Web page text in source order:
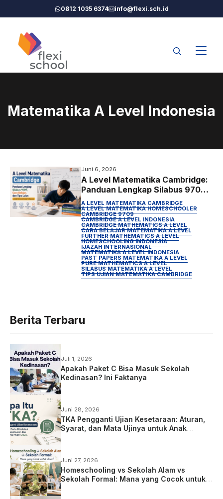
ke
0812 1035 6374 info@flexi.sch.id
Matematika A Level Indonesia
Juni 6, 2026
A Level Matematika Cambridge:
Panduan Lengkap Silabus 9709,
Cara Belajar, dan Tips Lulus
untuk Homeschooler Indonesia
A LEVEL MATEMATIKA CAMBRIDGE
A LEVEL MATEMATIKA HOMESCHOOLER
CAMBRIDGE 9709
CAMBRIDGE A LEVEL INDONESIA
CAMBRIDGE MATHEMATICS A LEVEL
CARA BELAJAR MATEMATIKA A LEVEL
FURTHER MATHEMATICS A LEVEL
HOMESCHOOLING INDONESIA
IJAZAH INTERNASIONAL
MATEMATIKA A LEVEL INDONESIA
PAST PAPERS MATEMATIKA A LEVEL
PURE MATHEMATICS A LEVEL
SILABUS MATEMATIKA A LEVEL
TIPS UJIAN MATEMATIKA CAMBRIDGE
Berita Terbaru
Juli 1, 2026
Apakah Paket C Bisa Masuk Sekolah
Kedinasan? Ini Faktanya
Juni 28, 2026
TKA Pengganti Ujian Kesetaraan: Aturan,
Syarat, dan Mata Ujinya untuk Anak
Juni 27, 2026
Homeschooling vs Sekolah Alam vs
Sekolah Formal: Mana yang Cocok untuk